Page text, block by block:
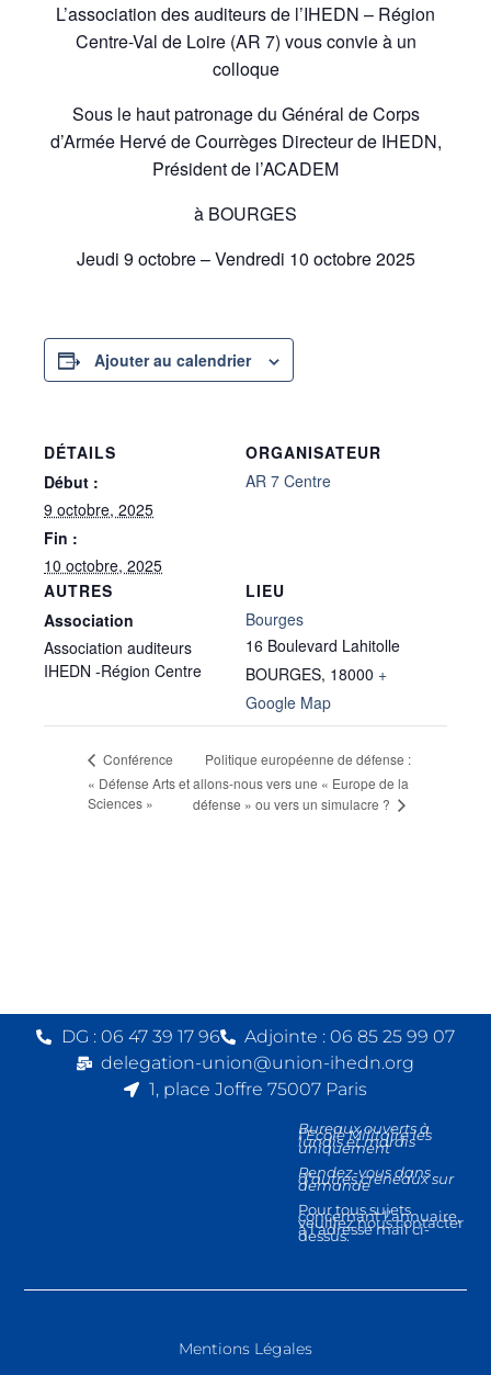
L’association des auditeurs de l’IHEDN – Région
Centre-Val de Loire (AR 7) vous convie à un
colloque
Sous le haut patronage du Général de Corps
d’Armée Hervé de Courrèges Directeur de IHEDN,
Président de l’ACADEM
à BOURGES
Jeudi 9 octobre – Vendredi 10 octobre 2025
Ajouter au calendrier
DÉTAILS
Début :
9 octobre, 2025
Fin :
10 octobre, 2025
LIEU
Bourges
16 Boulevard Lahitolle
BOURGES, 18000 +
Google Map
ORGANISATEUR
AR 7 Centre
AUTRES
Association
Association auditeurs
IHEDN -Région Centre
Conférence
« Défense Arts et
Sciences »
Politique européenne de défense :
allons-nous vers une « Europe de la
défense » ou vers un simulacre ?
DG : 06 47 39 17 96
Adjointe : 06 85 25 99 07
delegation-union@union-ihedn.org
1, place Joffre 75007 Paris
Bureaux ouverts à
l’Ecole Militaire les
lundis et mardis
uniquement
Rendez-vous dans
d’autres créneaux sur
demande
Pour tous sujets
concernant l’annuaire,
veuillez nous contacter
à l’adresse mail ci-
dessus.
Mentions Légales